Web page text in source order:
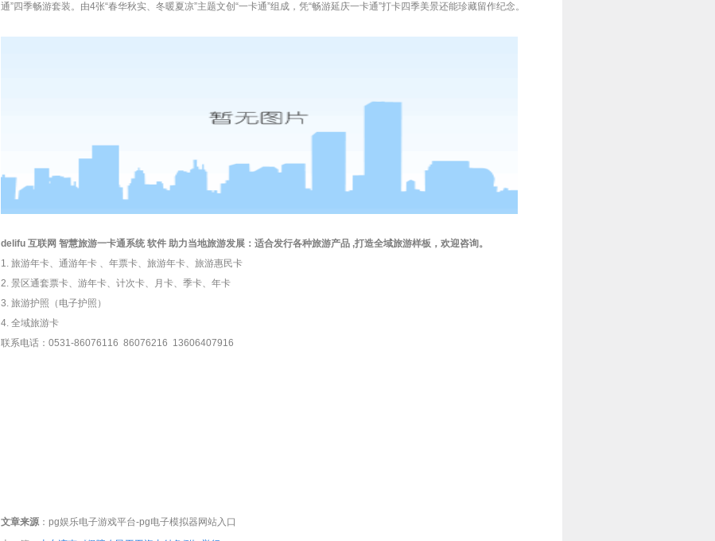
通”四季畅游套装。由4张“春华秋实、冬暖夏凉”主题文创“一卡通”组成，凭“畅游延庆一卡通”打卡四季美景还能珍藏留作纪念。
delifu 互联网 智慧旅游一卡通系统 软件 助力当地旅游发展：适合发行各种旅游产品 ,打造全域旅游样板，欢迎咨询。
1. 旅游年卡、通游年卡 、年票卡、旅游年卡、旅游惠民卡
2. 景区通套票卡、游年卡、计次卡、月卡、季卡、年卡
3. 旅游护照（电子护照）
4. 全域旅游卡
联系电话：0531-86076116 86076216 13606407916
文章来源： pg娱乐电子游戏平台-pg电子模拟器网站入口